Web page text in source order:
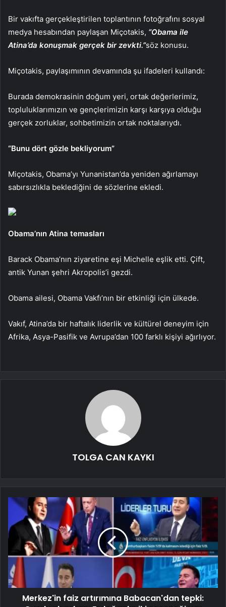
Bir vakıfta gerçekleştirilen toplantının fotoğrafını sosyal
medya hesabından paylaşan Miçotakis, “Obama ile
Atina’da konuşmak gerçek bir zevkti.”söz konusu.
Miçotakis, paylaşımının devamında şu ifadeleri kullandı:
Burada demokrasinin doğum yeri, ortak değerlerimiz,
topluluklarımızın ve gençlerimizin karşı karşıya olduğu
gerçek zorluklar, sohbetimizin ortak noktalarıydı.
“Bunu dört gözle bekliyorum”
Miçotakis, Obama’yı Yunanistan’da yeniden ağırlamayı
sabırsızlıkla beklediğini de sözlerine ekledi.
Obama’nın Atina temasları
Barack Obama’nın ziyaretine eşi Michelle eşlik etti. Çift,
antik Yunan şehri Akropolis’i gezdi.
Obama ailesi, Obama Vakfı’nın bir etkinliği için ülkede.
Vakıf, Atina’da bir haftalık liderlik ve kültürel deneyim için
Afrika, Asya-Pasifik ve Avrupa’dan 100 farklı kişiyi ağırlıyor.
TOLGA CAN KAYKI
Merkez'in faiz artırımına Babacan'dan tepki: